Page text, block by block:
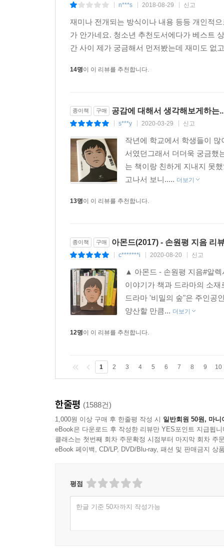
2017년 봄, 손원평 n***s 2018-08-29 신고
재미나 전개되는 방식이나 내용 등등 개인적
가 안가네요. 청소년 추천도서에다가 베스트
간 사이 제가 궁금해서 먼저봤는데 재미도 없
14명이 이 리뷰를 추천합니다.
종이책 구매 공감에 대해서 생각해보게하는..
s***y 2020-03-29 신고
작년에 학교에서 학생들이
서였던그래서 더더욱 궁금했
는 책이랑 친하게 지내지 못
고나서 보니..... 더보기
13명이 이 리뷰를 추천합니다.
종이책 구매 아몬드(2017) - 손원평 지음 리
c*******i 2020-08-20 신고
▲ 아몬드 - 손원평 지음#알
이야기가 책과 드라마의 소
드라마 '비밀의 숲"은 주인공
양산할 만큼... 더보기
12명이 이 리뷰를 추천합니다.
1 2 3 4 5 6 7 8 9 10
한줄평 (1588건)
1,000원 이상 구매 후 한줄평 작성 시 일반회원 50원, 마니
eBook은 다운로드 후 작성한 리뷰만 YES포인트 지급됩니
클래스는 첫번째 회차 주문확정 시점부터 마지막 회차 주
eBook 페이백, CD/LP, DVD/Blu-ray, 패션 및 판매금지 상
평점
한글 기준 50자까지 작성가능